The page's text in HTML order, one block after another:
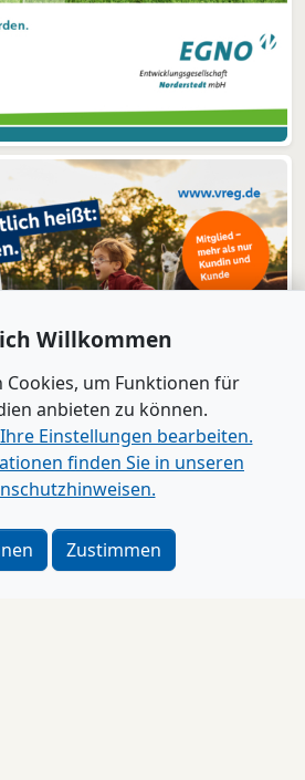
Willkommen
Cookies, um Funktionen für
anbieten zu können.
Einstellungen bearbeiten.
finden Sie in unseren
Zustimmen